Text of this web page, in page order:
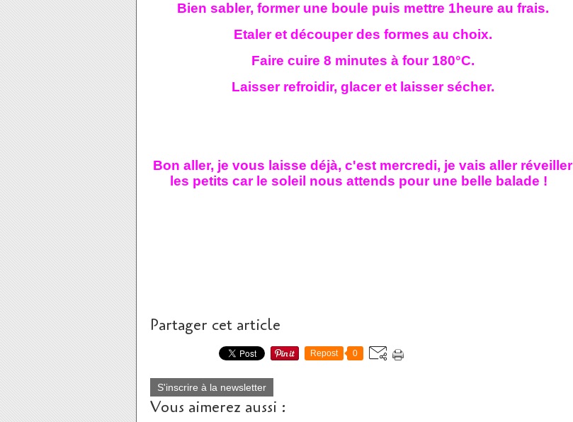
Bien sabler, former une boule puis mettre 1heure au frais.
Etaler et découper des formes au choix.
Faire cuire 8 minutes à four 180°C.
Laisser refroidir, glacer et laisser sécher.
Bon aller, je vous laisse déjà, c'est mercredi, je vais aller réveiller
les petits car le soleil nous attends pour une belle balade !
Partager cet article
Repost 0
S'inscrire à la newsletter
Vous aimerez aussi :